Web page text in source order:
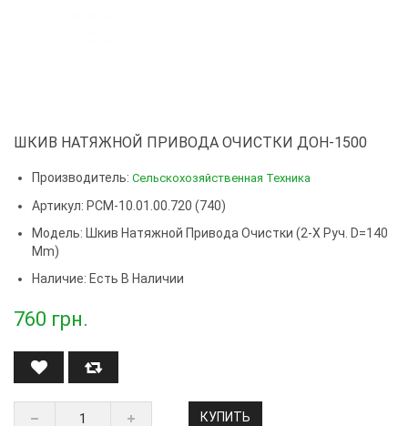
ШКИВ НАТЯЖНОЙ ПРИВОДА ОЧИСТКИ ДОН-1500
Производитель: Сельскохозяйственная Техника
Артикул: РСМ-10.01.00.720 (740)
Модель: Шкив Натяжной Привода Очистки (2-Х Руч. D=140
Mm)
Наличие: Есть В Наличии
760 грн.
КУПИТЬ